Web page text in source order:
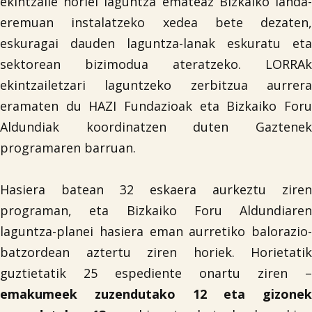
eremuan instalatzeko xedea bete dezaten,
eskuragai dauden laguntza-lanak eskuratu eta
sektorean bizimodua ateratzeko. LORRAk
ekintzailetzari laguntzeko zerbitzua aurrera
eramaten du HAZI Fundazioak eta Bizkaiko Foru
Aldundiak koordinatzen duten Gaztenek
programaren barruan.
Hasiera batean 32 eskaera aurkeztu ziren
programan, eta Bizkaiko Foru Aldundiaren
laguntza-planei hasiera eman aurretiko balorazio-
batzordean aztertu ziren horiek. Horietatik
guztietatik 25 espediente onartu ziren –
emakumeek zuzendutako 12 eta gizonek